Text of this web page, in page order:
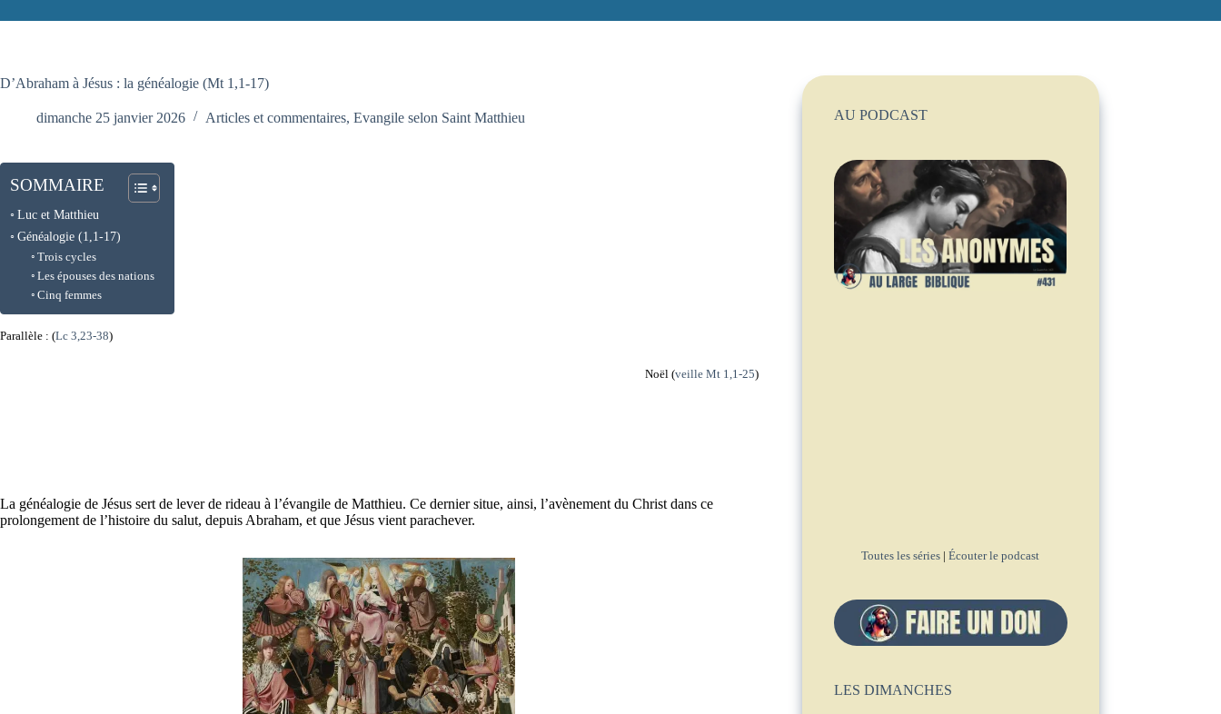
D’Abraham à Jésus : la généalogie (Mt 1,1-17)
dimanche 25 janvier 2026 Articles et commentaires, Evangile selon Saint Matthieu
SOMMAIRE
Luc et Matthieu
Généalogie (1,1-17)
Trois cycles
Les épouses des nations
Cinq femmes
Parallèle : (Lc 3,23-38)
Noël (veille Mt 1,1-25)
La généalogie de Jésus sert de lever de rideau à l’évangile de Matthieu. Ce dernier situe, ainsi, l’avènement du Christ dans ce
prolongement de l’histoire du salut, depuis Abraham, et que Jésus vient parachever.
AU PODCAST
Toutes les séries |Écouter le podcast
LES DIMANCHES